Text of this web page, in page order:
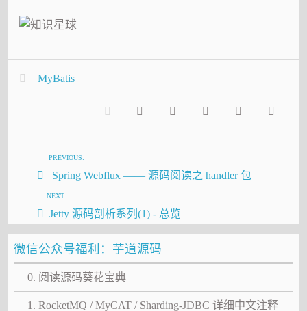
MyBatis
PREVIOUS:
Spring Webflux —— 源码阅读之 handler 包
NEXT:
Jetty 源码剖析系列(1) - 总览
微信公众号福利：芋道源码
0. 阅读源码葵花宝典
1. RocketMQ / MyCAT / Sharding-JDBC 详细中文注释